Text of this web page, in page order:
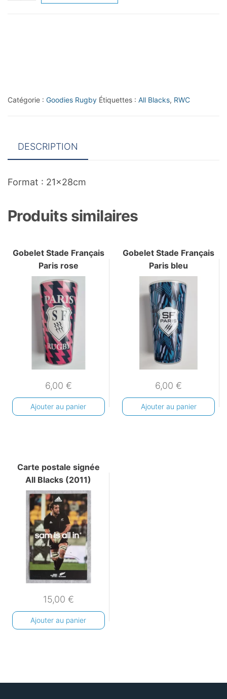
vs
Catégorie : Goodies Rugby Étiquettes : All Blacks, RWC
DESCRIPTION
Format : 21x28cm
Produits similaires
Gobelet Stade Français
Paris rose
6,00 €
Ajouter au panier
Gobelet Stade Français
Paris bleu
6,00€
Ajouter au panier
Carte postale signée
All Blacks (2011)
15,00 €
Ajouter au panier